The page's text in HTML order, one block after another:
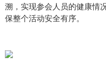
溯，实现参会人员的健康情
保整个活动安全有序。